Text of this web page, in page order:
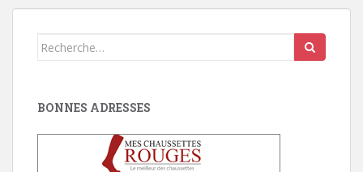
Search
BONNES ADRESSES